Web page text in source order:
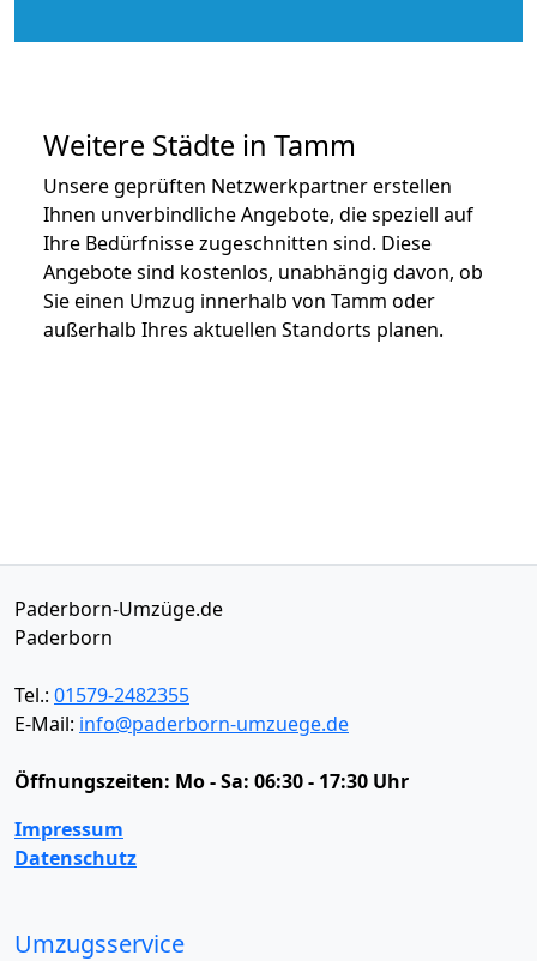
Weitere Städte in Tamm
Unsere geprüften Netzwerkpartner erstellen
Ihnen unverbindliche Angebote, die speziell auf
Ihre Bedürfnisse zugeschnitten sind. Diese
Angebote sind kostenlos, unabhängig davon, ob
Sie einen Umzug innerhalb von Tamm oder
außerhalb Ihres aktuellen Standorts planen.
Paderborn-Umzüge.de
Paderborn
Tel.: 01579-2482355
E-Mail: info@paderborn-umzuege.de
Öffnungszeiten: Mo - Sa: 06:30 - 17:30 Uhr
Impressum
Datenschutz
Umzugsservice